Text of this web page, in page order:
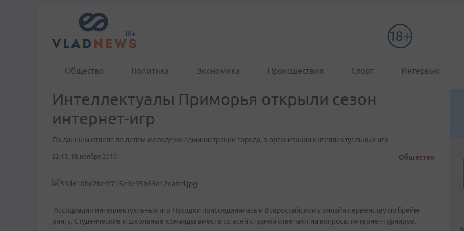
Общество Политика Экономика Происшествия Спорт Интервью
Интеллектуалы Приморья открыли сезон
интернет-игр
По данным отдела по делам молодежи администрации города, в организации интеллектуальных игр
22:13, 18 ноября 2010 Общество
Ассоциация интеллектуальных игр Находки присоединилась к Всероссийскому онлайн первенству по брейн-
рингу. Студенческие и школьные команды вместе со всей страной отвечают на вопросы интернет-турниров.